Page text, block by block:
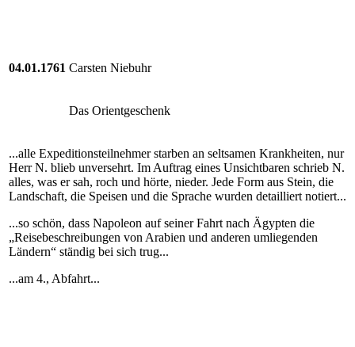
04.01.1761 Carsten Niebuhr
Das Orientgeschenk
...alle Expeditionsteilnehmer starben an seltsamen Krankheiten, nur
Herr N. blieb unversehrt. Im Auftrag eines Unsichtbaren schrieb N.
alles, was er sah, roch und hörte, nieder. Jede Form aus Stein, die
Landschaft, die Speisen und die Sprache wurden detailliert notiert...
...so schön, dass Napoleon auf seiner Fahrt nach Ägypten die
„Reisebeschreibungen von Arabien und anderen umliegenden
Ländern“ ständig bei sich trug...
...am 4., Abfahrt...